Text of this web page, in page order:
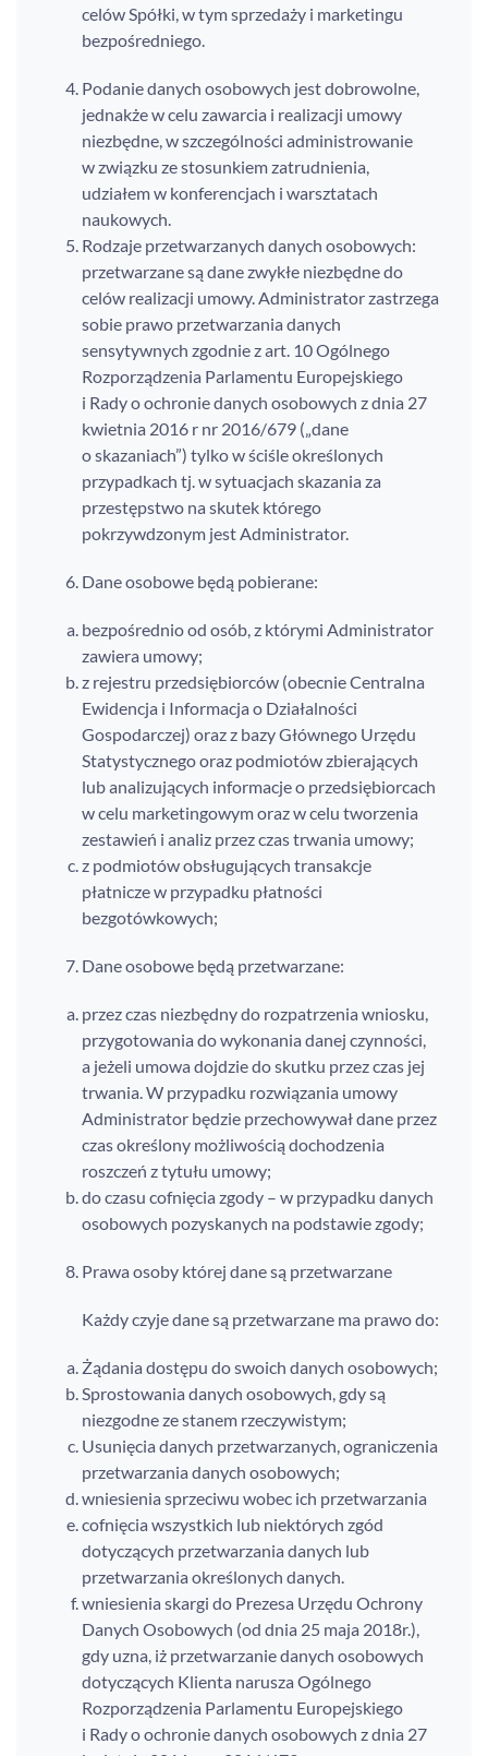
celów Spółki, w tym sprzedaży i marketingu
bezpośredniego.
Podanie danych osobowych jest dobrowolne,
jednakże w celu zawarcia i realizacji umowy
niezbędne, w szczególności administrowanie
w związku ze stosunkiem zatrudnienia,
udziałem w konferencjach i warsztatach
naukowych.
Rodzaje przetwarzanych danych osobowych:
przetwarzane są dane zwykłe niezbędne do
celów realizacji umowy. Administrator zastrzega
sobie prawo przetwarzania danych
sensytywnych zgodnie z art. 10 Ogólnego
Rozporządzenia Parlamentu Europejskiego
i Rady o ochronie danych osobowych z dnia 27
kwietnia 2016 r nr 2016/679 („dane
o skazaniach”) tylko w ściśle określonych
przypadkach tj. w sytuacjach skazania za
przestępstwo na skutek którego
pokrzywdzonym jest Administrator.
Dane osobowe będą pobierane:
bezpośrednio od osób, z którymi Administrator
zawiera umowy;
z rejestru przedsiębiorców (obecnie Centralna
Ewidencja i Informacja o Działalności
Gospodarczej) oraz z bazy Głównego Urzędu
Statystycznego oraz podmiotów zbierających
lub analizujących informacje o przedsiębiorcach
w celu marketingowym oraz w celu tworzenia
zestawień i analiz przez czas trwania umowy;
z podmiotów obsługujących transakcje
płatnicze w przypadku płatności
bezgotówkowych;
Dane osobowe będą przetwarzane:
przez czas niezbędny do rozpatrzenia wniosku,
przygotowania do wykonania danej czynności,
a jeżeli umowa dojdzie do skutku przez czas jej
trwania. W przypadku rozwiązania umowy
Administrator będzie przechowywał dane przez
czas określony możliwością dochodzenia
roszczeń z tytułu umowy;
do czasu cofnięcia zgody – w przypadku danych
osobowych pozyskanych na podstawie zgody;
Prawa osoby której dane są przetwarzane
Każdy czyje dane są przetwarzane ma prawo do:
Żądania dostępu do swoich danych osobowych;
Sprostowania danych osobowych, gdy są
niezgodne ze stanem rzeczywistym;
Usunięcia danych przetwarzanych, ograniczenia
przetwarzania danych osobowych;
wniesienia sprzeciwu wobec ich przetwarzania
cofnięcia wszystkich lub niektórych zgód
dotyczących przetwarzania danych lub
przetwarzania określonych danych.
wniesienia skargi do Prezesa Urzędu Ochrony
Danych Osobowych (od dnia 25 maja 2018r.),
gdy uzna, iż przetwarzanie danych osobowych
dotyczących Klienta narusza Ogólnego
Rozporządzenia Parlamentu Europejskiego
i Rady o ochronie danych osobowych z dnia 27